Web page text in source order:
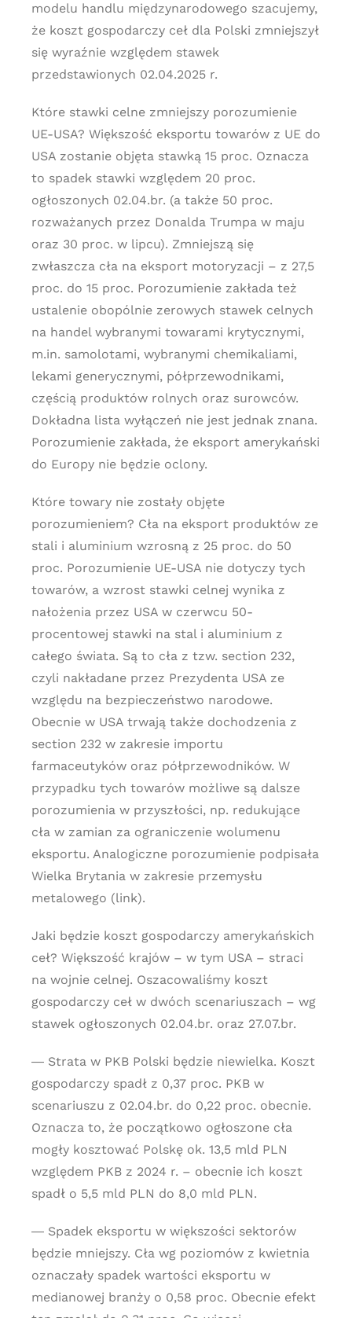
modelu handlu międzynarodowego szacujemy,
że koszt gospodarczy ceł dla Polski zmniejszył
się wyraźnie względem stawek
przedstawionych 02.04.2025 r.
Które stawki celne zmniejszy porozumienie
UE-USA? Większość eksportu towarów z UE do
USA zostanie objęta stawką 15 proc. Oznacza
to spadek stawki względem 20 proc.
ogłoszonych 02.04.br. (a także 50 proc.
rozważanych przez Donalda Trumpa w maju
oraz 30 proc. w lipcu). Zmniejszą się
zwłaszcza cła na eksport motoryzacji – z 27,5
proc. do 15 proc. Porozumienie zakłada też
ustalenie obopólnie zerowych stawek celnych
na handel wybranymi towarami krytycznymi,
m.in. samolotami, wybranymi chemikaliami,
lekami generycznymi, półprzewodnikami,
częścią produktów rolnych oraz surowców.
Dokładna lista wyłączeń nie jest jednak znana.
Porozumienie zakłada, że eksport amerykański
do Europy nie będzie oclony.
Które towary nie zostały objęte
porozumieniem? Cła na eksport produktów ze
stali i aluminium wzrosną z 25 proc. do 50
proc. Porozumienie UE-USA nie dotyczy tych
towarów, a wzrost stawki celnej wynika z
nałożenia przez USA w czerwcu 50-
procentowej stawki na stal i aluminium z
całego świata. Są to cła z tzw. section 232,
czyli nakładane przez Prezydenta USA ze
względu na bezpieczeństwo narodowe.
Obecnie w USA trwają także dochodzenia z
section 232 w zakresie importu
farmaceutyków oraz półprzewodników. W
przypadku tych towarów możliwe są dalsze
porozumienia w przyszłości, np. redukujące
cła w zamian za ograniczenie wolumenu
eksportu. Analogiczne porozumienie podpisała
Wielka Brytania w zakresie przemysłu
metalowego (link).
Jaki będzie koszt gospodarczy amerykańskich
ceł? Większość krajów – w tym USA – straci
na wojnie celnej. Oszacowaliśmy koszt
gospodarczy ceł w dwóch scenariuszach – wg
stawek ogłoszonych 02.04.br. oraz 27.07.br.
― Strata w PKB Polski będzie niewielka. Koszt
gospodarczy spadł z 0,37 proc. PKB w
scenariuszu z 02.04.br. do 0,22 proc. obecnie.
Oznacza to, że początkowo ogłoszone cła
mogły kosztować Polskę ok. 13,5 mld PLN
względem PKB z 2024 r. – obecnie ich koszt
spadł o 5,5 mld PLN do 8,0 mld PLN.
― Spadek eksportu w większości sektorów
będzie mniejszy. Cła wg poziomów z kwietnia
oznaczały spadek wartości eksportu w
medianowej branży o 0,58 proc. Obecnie efekt